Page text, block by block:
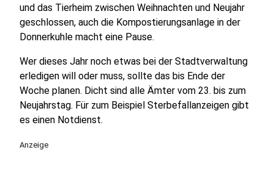
und das Tierheim zwischen Weihnachten und Neujahr
geschlossen, auch die Kompostierungsanlage in der
Donnerkuhle macht eine Pause.
Wer dieses Jahr noch etwas bei der Stadtverwaltung
erledigen will oder muss, sollte das bis Ende der
Woche planen. Dicht sind alle Ämter vom 23. bis zum
Neujahrstag. Für zum Beispiel Sterbefallanzeigen gibt
es einen Notdienst.
Anzeige